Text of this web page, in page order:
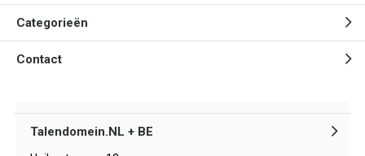
Categorieën
Contact
Talendomein.NL + BE